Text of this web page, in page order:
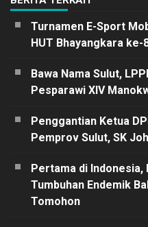
Turnamen E-Sport
HUT Bhayangkara
Bawa Nama Sulut,
Pesparawi XIV
Penggantian Ketua
Pemprov Sulut, SK
Pertama di
Tumbuhan Endemik
Tomohon